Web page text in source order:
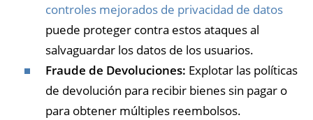
controles mejorados de privacidad de datos
puede proteger contra estos ataques al
salvaguardar los datos de los usuarios.
Fraude de Devoluciones: Explotar las políticas
de devolución para recibir bienes sin pagar o
para obtener múltiples reembolsos.